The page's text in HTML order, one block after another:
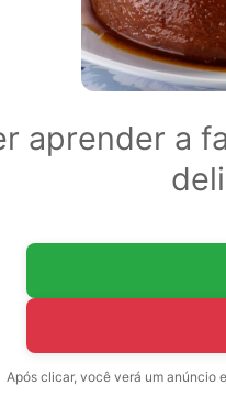
aprender a
Após clicar, você verá um anúncio